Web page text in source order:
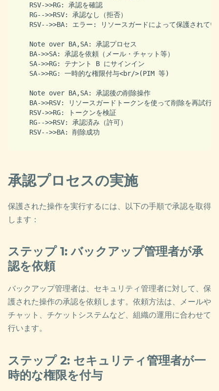
    RSV->>RG: 承認を確認
    RG-->>RSV: 承認なし（拒否）
RSV-->>BA: エラー: リソースガードによって保護されてい
    Note over BA,SA: 承認プロセス
    BA->>SA: 承認を依頼（メール・チャット等）
    SA->>RG: テナント B にサインイン
    SA->>RG: 一時的な権限付与<br/>(PIM 等)
    Note over BA,SA: 承認後の削除操作
    BA->>RSV: リソースガードトークンを使って削除を再試行
    RSV->>RG: トークンを検証
    RG-->>RSV: 承認済み（許可）
    RSV-->>BA: 削除成功
承認プロセスの実施
保護された操作を実行するには、以下の手順で承認を取得
します：
ステップ 1: バックアップ管理者が承
認を依頼
バックアップ管理者は、セキュリティ管理者に対して、保
護された操作の承認を依頼します。依頼方法は、メールや
チャット、チケットシステムなど、組織の運用に合わせて
行います。
ステップ 2: セキュリティ管理者が一
時的な権限を付与